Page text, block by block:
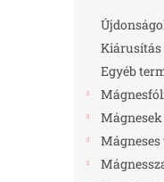
Kiárusítás
Egyéb
Mágnesek